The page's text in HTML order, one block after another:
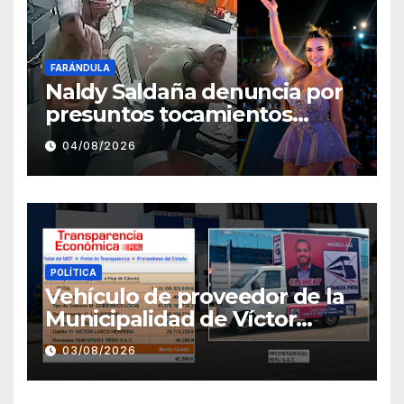
FARÁNDULA
Naldy Saldaña denuncia por
presuntos tocamientos
indebidos a director musical
de La Bella Luz
04/08/2026
POLÍTICA
Vehículo de proveedor de la
Municipalidad de Víctor
Larco aparece con publicidad
de campaña de León
Clement
03/08/2026